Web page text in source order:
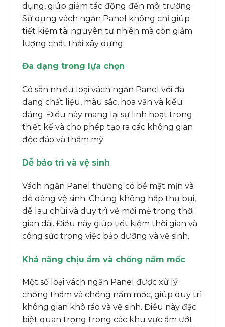
dụng, giúp giảm tác động đến môi trường.
Sử dụng vách ngăn Panel không chỉ giúp
tiết kiệm tài nguyên tự nhiên mà còn giảm
lượng chất thải xây dựng.
Đa dạng trong lựa chọn
Có sẵn nhiều loại vách ngăn Panel với đa
dạng chất liệu, màu sắc, hoa văn và kiểu
dáng. Điều này mang lại sự linh hoạt trong
thiết kế và cho phép tạo ra các không gian
độc đáo và thẩm mỹ.
Dễ bảo trì và vệ sinh
Vách ngăn Panel thường có bề mặt mịn và
dễ dàng vệ sinh. Chúng không hấp thụ bụi,
dễ lau chùi và duy trì vẻ mới mẻ trong thời
gian dài. Điều này giúp tiết kiệm thời gian và
công sức trong việc bảo dưỡng và vệ sinh.
Khả năng chịu ẩm và chống nấm mốc
Một số loại vách ngăn Panel được xử lý
chống thấm và chống nấm mốc, giúp duy trì
không gian khô ráo và vệ sinh. Điều này đặc
biệt quan trọng trong các khu vực ẩm ướt